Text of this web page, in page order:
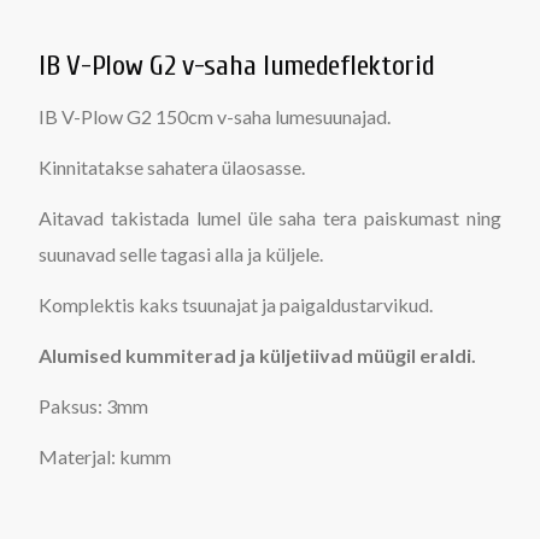
IB V-Plow G2 v-saha lumedeflektorid
IB V-Plow G2 150cm v-saha lumesuunajad.
Kinnitatakse sahatera ülaosasse.
Aitavad takistada lumel üle saha tera paiskumast ning
suunavad selle tagasi alla ja küljele.
Komplektis kaks tsuunajat ja paigaldustarvikud.
Alumised kummiterad ja küljetiivad müügil eraldi.
Paksus: 3mm
Materjal: kumm